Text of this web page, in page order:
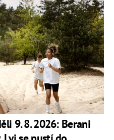
9. 8. 2026: Berani